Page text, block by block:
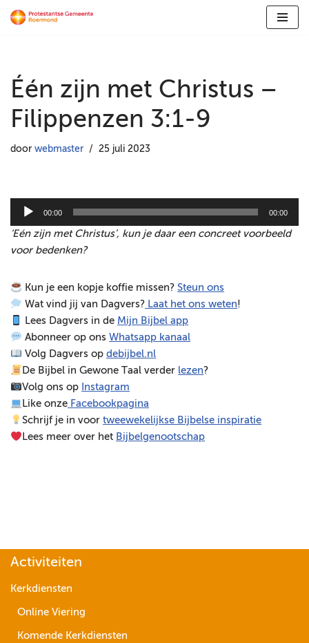
inhoud
Één zijn met Christus –
Filippenzen 3:1-9
door webmaster 25 juli 2023
d
i
s
p
e
l
e
r
00:00 00:00
‘Eén zijn met Christus’, kun je daar een concreet voorbeeld
voor bedenken?
Kun je een kopje koffie missen?Steun ons
Wat vind jij van Dagvers? Laat het ons weten!
Lees Dagvers in de Mijn Bijbel app
Abonneer op onsWhatsapp kanaal
Volg Dagvers opdebijbel.nl
De Bijbel in Gewone Taal verder lezen?
Volg ons op Instagram
Like onze Facebookpagina
Schrijf je in voortweewekelijkse Bijbelse inspiratie
Lees meer over het Bijbelgenootschap
Activiteiten
Kerkdiensten
Online Viering
Komende Kerkdiensten